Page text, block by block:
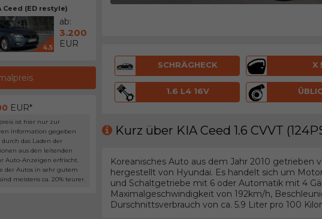
Ceed (ED restyle)
4.5
ab:
3.200
EUR
EUR*
ist hier nur zur
Information gegeben
das Laden der
aus den leitenden
Auto-Anzeigen erfrischt.
der Autos in sehr gutem
meistens ca. 20% teurer.
SCHRÄGHECK X
1.6 L4 16V
Kurz über KIA Ceed 1.6 CVVT
Koreanisches Auto aus dem Jahr 2010 getrieben
hergestellt von Hyundai. Es handelt sich um
und Schaltgetriebe mit 6 oder Automatik mit 4
Maximalgeschwindigkeit von 192km/h,
Durschnittsverbrauch von ca. 5.9 Liter pro 100